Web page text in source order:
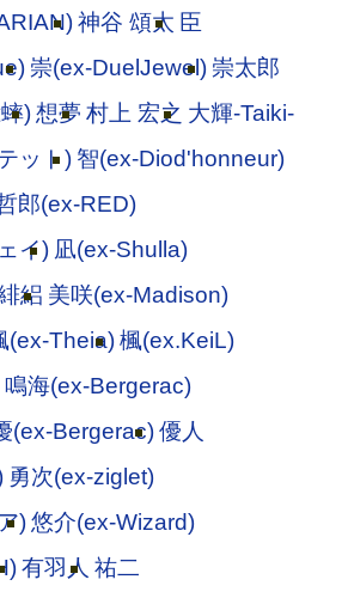
神谷 頌太 臣
崇(ex-DuelJewel) 崇太郎
)想夢 村上 宏之 大輝-Taiki-
ット) 智(ex-Diod'honneur)
郎(ex-RED)
イ) 凪(ex-Shulla)
絽 美咲(ex-Madison)
(ex-Theia)楓(ex.KeiL)
鳴海(ex-Bergerac)
(ex-Bergerac)優人
勇次(ex-ziglet)
)悠介(ex-Wizard)
有羽人 祐二